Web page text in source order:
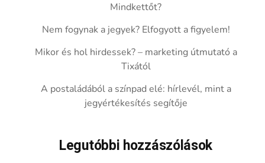
Mindkettőt?
Nem fogynak a jegyek? Elfogyott a figyelem!
Mikor és hol hirdessek? – marketing útmutató a
Tixától
A postaládából a színpad elé: hírlevél, mint a
jegyértékesítés segítője
Legutóbbi hozzászólások